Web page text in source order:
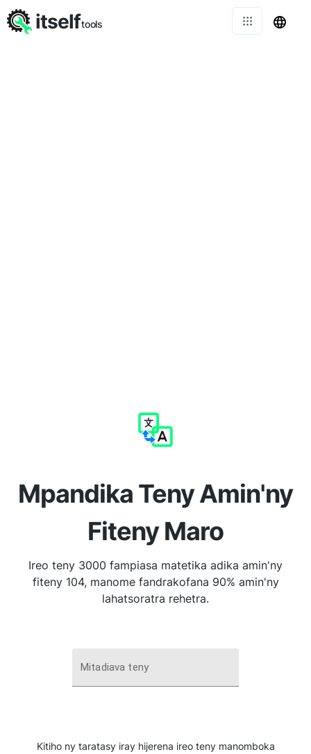
Mpandika Teny Amin'ny
Fiteny Maro
Ireo teny 3000 fampiasa matetika adika amin'ny
fiteny 104, manome fandrakofana 90% amin'ny
lahatsoratra rehetra.
Mitadiava teny
Kitiho ny taratasy iray hijerena ireo teny manomboka
itselftools